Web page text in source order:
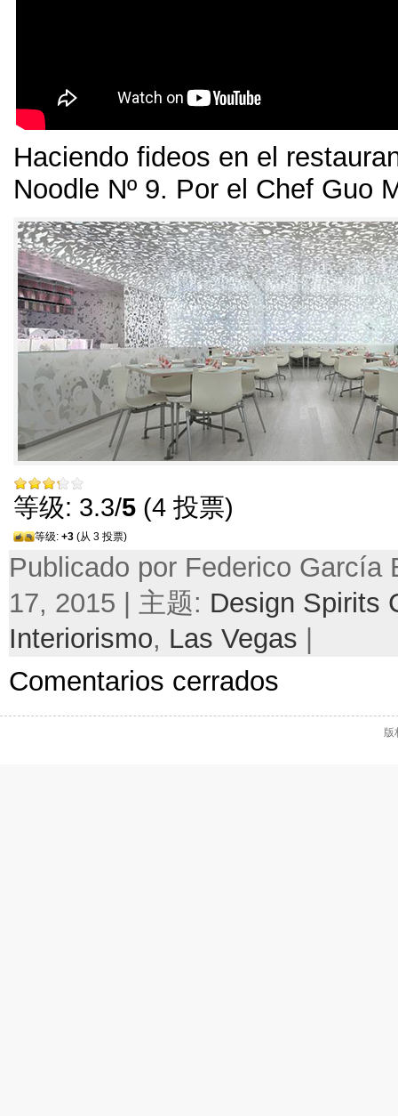
Haciendo fideos en el
Noodle Nº 9. Por el Chef Guo
等级: 3.3/5 (4 投票)
等级: +3 (从 3 投票)
Publicado por Federico García
17, 2015 | 主题: Design Spirits
Interiorismo, Las Vegas
Comentarios cerrados